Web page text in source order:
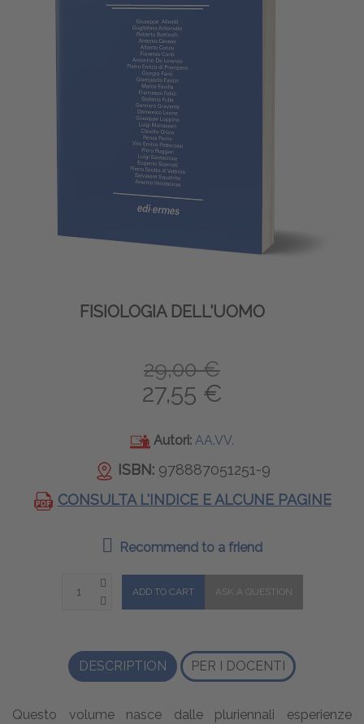
FISIOLOGIA DELL'UOMO
29,00 €
27,55 €
Autori: AA.VV.
ISBN: 978887051251-9
CONSULTA L'INDICE E ALCUNE PAGINE
Recommend to a friend
DESCRIPTION PER I DOCENTI
Questo volume nasce dalle pluriennali esperienze